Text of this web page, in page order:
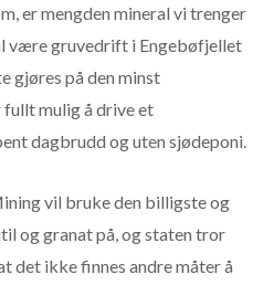
er mengden mineral vi trenger
være gruvedrift i Engebøfjellet
gjøres på den minst
fullt mulig å drive et
dagbrudd og uten sjødeponi.
vil bruke den billigste og
og granat på, og staten tror
det ikke finnes andre måter å